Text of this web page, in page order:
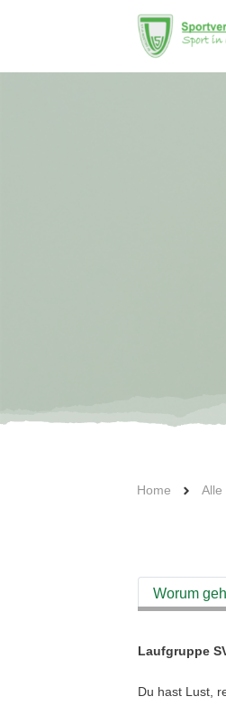
Home Alle
Worum
Laufgruppe
Du hast Lust,